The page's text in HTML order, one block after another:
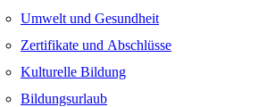
Umwelt und Gesundheit
Zertifikate und Abschlüsse
Kulturelle Bildung
Bildungsurlaub